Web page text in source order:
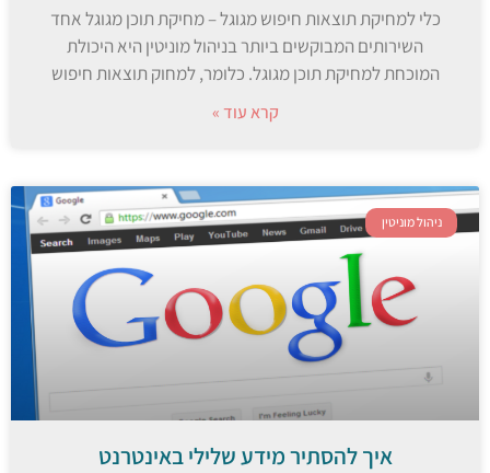
כלי למחיקת תוצאות חיפוש מגוגל – מחיקת תוכן מגוגל אחד
השירותים המבוקשים ביותר בניהול מוניטין היא היכולת
המוכחת למחיקת תוכן מגוגל. כלומר, למחוק תוצאות חיפוש
קרא עוד »
ניהול מוניטין
איך להסתיר מידע שלילי באינטרנט